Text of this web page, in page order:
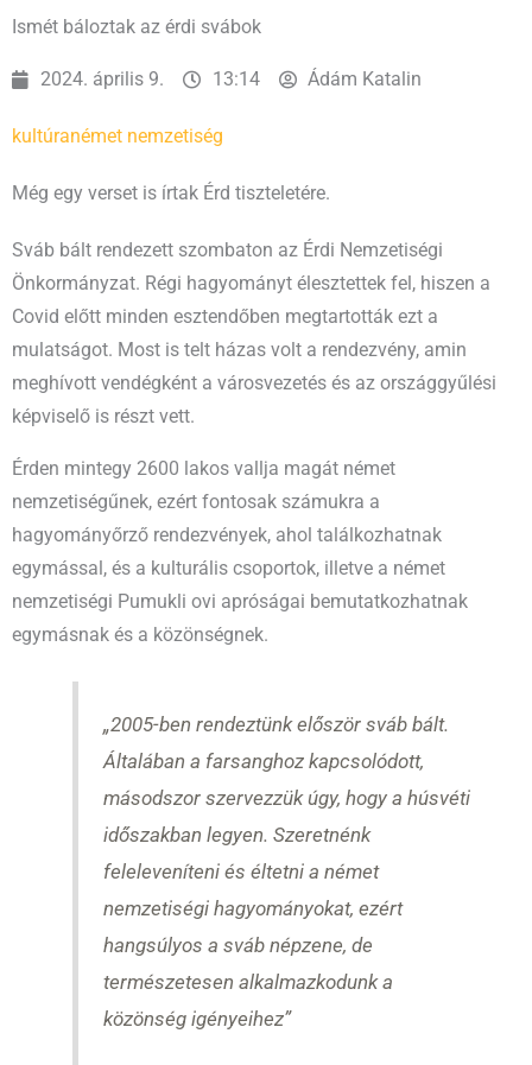
Ismét báloztak az érdi svábok
2024. április 9. 13:14 Ádám Katalin
kultúranémet nemzetiség
Még egy verset is írtak Érd tiszteletére.
Sváb bált rendezett szombaton az Érdi Nemzetiségi
Önkormányzat. Régi hagyományt élesztettek fel, hiszen a
Covid előtt minden esztendőben megtartották ezt a
mulatságot. Most is telt házas volt a rendezvény, amin
meghívott vendégként a városvezetés és az országgyűlési
képviselő is részt vett.
Érden mintegy 2600 lakos vallja magát német
nemzetiségűnek, ezért fontosak számukra a
hagyományőrző rendezvények, ahol találkozhatnak
egymással, és a kulturális csoportok, illetve a német
nemzetiségi Pumukli ovi apróságai bemutatkozhatnak
egymásnak és a közönségnek.
„2005-ben rendeztünk először sváb bált.
Általában a farsanghoz kapcsolódott,
másodszor szervezzük úgy, hogy a húsvéti
időszakban legyen. Szeretnénk
feleleveníteni és éltetni a német
nemzetiségi hagyományokat, ezért
hangsúlyos a sváb népzene, de
természetesen alkalmazkodunk a
közönség igényeihez”